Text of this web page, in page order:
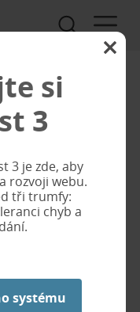
si
3
3 je zde, aby
rozvoji webu.
tři trumfy:
chyb a
systému
pověstí cenu svojí
určeném místě
jiné historické
jako výzvu bereme